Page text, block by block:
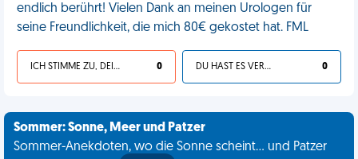
endlich berührt! Vielen Dank an meinen Urologen für
seine Freundlichkeit, die mich 80€ gekostet hat. FML
ICH STIMME ZU, DEIN LEBEN IST SCHEISSE 0 DU HAST ES VERDIENT 0
Sommer: Sonne, Meer und Patzer
Sommer-Anekdoten, wo die Sonne scheint... und Patzer